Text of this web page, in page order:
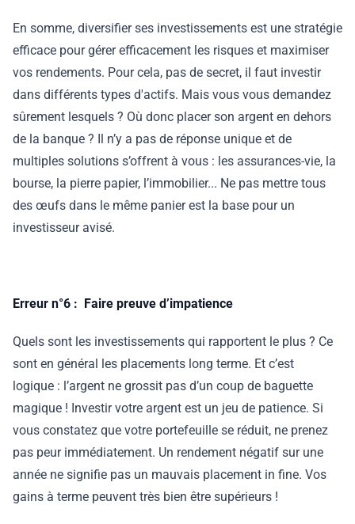
En somme, diversifier ses investissements est une stratégie
efficace pour gérer efficacement les risques et maximiser
vos rendements. Pour cela, pas de secret, il faut investir
dans différents types d'actifs. Mais vous vous demandez
sûrement lesquels ? Où donc placer son argent en dehors
de la banque ? Il n’y a pas de réponse unique et de
multiples solutions s’offrent à vous : les assurances-vie, la
bourse, la pierre papier, l’immobilier... Ne pas mettre tous
des œufs dans le même panier est la base pour un
investisseur avisé.
Erreur n°6 : Faire preuve d’impatience
Quels sont les investissements qui rapportent le plus ? Ce
sont en général les placements long terme. Et c’est
logique : l’argent ne grossit pas d’un coup de baguette
magique ! Investir votre argent est un jeu de patience. Si
vous constatez que votre portefeuille se réduit, ne prenez
pas peur immédiatement. Un rendement négatif sur une
année ne signifie pas un mauvais placement in fine. Vos
gains à terme peuvent très bien être supérieurs !